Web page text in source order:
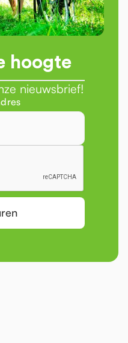
hoogte
nieuwsbrief!